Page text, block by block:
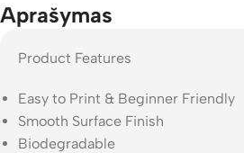
Aprašymas
Product Features
Easy to Print & Beginner Friendly
Smooth Surface Finish
Biodegradable